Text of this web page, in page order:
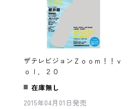
ザテレビジョンＺｏｏｍ！！ｖ
ｏｌ．２０
在庫無し
2015年04月01日発売